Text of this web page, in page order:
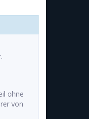
ohne
von